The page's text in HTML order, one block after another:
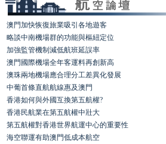
澳門加快恢復旅業吸引各地遊客
略談中南機場群的功能與樞紐定位
加強監管機制減低航班延誤率
澳門國際機場全年客運料再創新高
澳珠兩地機場應合理分工差異化發展
中葡首條直航航線惠及澳門
香港如何與外國互換第五航權?
香港民航業在第五航權中壯大
第五航權對香港世界航運中心的重要性
海空聯運有助澳門低成本航空